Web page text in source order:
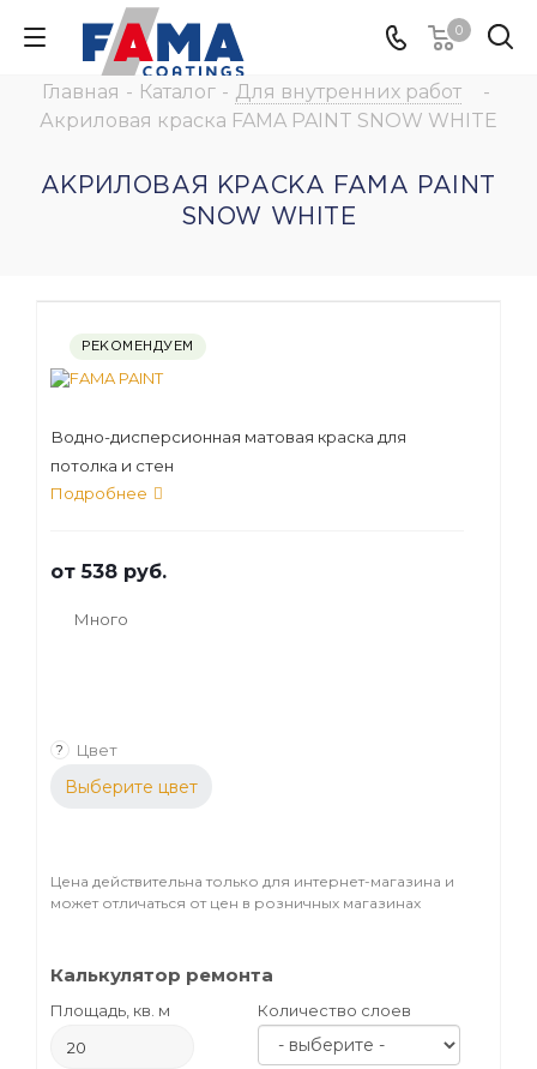
0
Главная - Каталог - Для внутренних работ
-
Акриловая краска FAMA PAINT SNOW WHITE
АКРИЛОВАЯ КРАСКА FAMA PAINT
SNOW WHITE
РЕКОМЕНДУЕМ
Водно-дисперсионная матовая краска для
потолка и стен
Подробнее
от538 руб.
Много
? Цвет
Выберите цвет
Цена действительна только для интернет-магазина и
может отличаться от цен в розничных магазинах
Калькулятор ремонта
Площадь, кв. м Количество слоев